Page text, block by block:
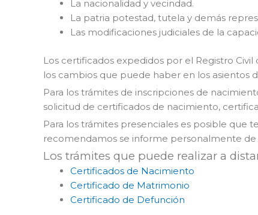
La nacionalidad y vecindad.
La patria potestad, tutela y demás
Las modificaciones judiciales de la
Los certificados expedidos por el Registro
los cambios que puede haber en los asientos
Para los trámites de inscripciones de
solicitud de certificados de nacimiento,
Para los trámites presenciales es posible que
recomendamos se informe personalmente de
Los trámites que puede realizar a
Certificados de Nacimiento
Certificado de Matrimonio
Certificado de Defunción